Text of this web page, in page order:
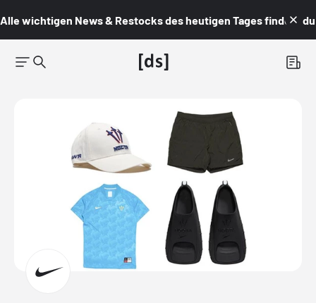
Alle wichtigen News & Restocks des heutigen Tages findest du